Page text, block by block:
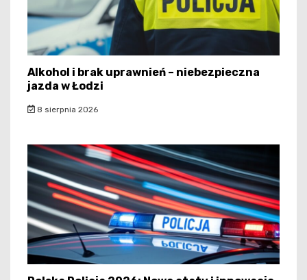
Alkohol i brak uprawnień – niebezpieczna
jazda w Łodzi
8 sierpnia 2026